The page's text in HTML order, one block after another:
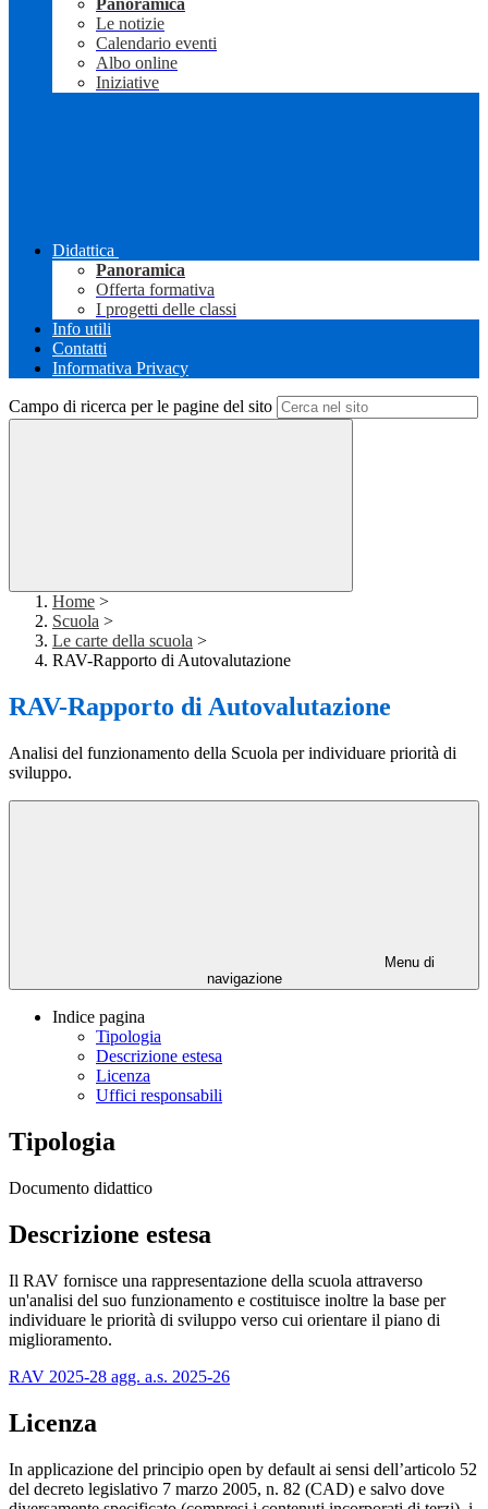
Panoramica
Le notizie
Calendario eventi
Albo online
Iniziative
Didattica
Panoramica
Offerta formativa
I progetti delle classi
Info utili
Contatti
Informativa Privacy
Campo di ricerca per le pagine del sito
Home >
Scuola >
Le carte della scuola >
RAV-Rapporto di Autovalutazione
RAV-Rapporto di Autovalutazione
Analisi del funzionamento della Scuola per individuare priorità di
sviluppo.
Menu di
navigazione
Indice pagina
Tipologia
Descrizione estesa
Licenza
Uffici responsabili
Tipologia
Documento didattico
Descrizione estesa
Il RAV fornisce una rappresentazione della scuola attraverso
un'analisi del suo funzionamento e costituisce inoltre la base per
individuare le priorità di sviluppo verso cui orientare il piano di
miglioramento.
RAV 2025-28 agg. a.s. 2025-26
Licenza
In applicazione del principio open by default ai sensi dell’articolo 52
del decreto legislativo 7 marzo 2005, n. 82 (CAD) e salvo dove